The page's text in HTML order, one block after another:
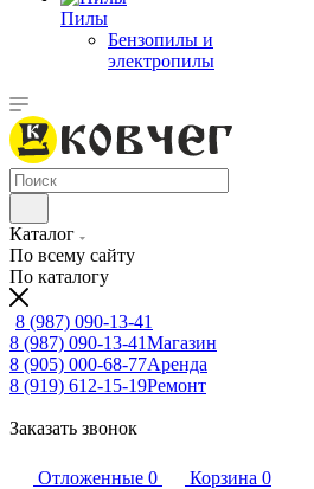
Пилы
Бензопилы и
электропилы
Каталог
По всему сайту
По каталогу
8 (987) 090-13-41
8 (987) 090-13-41Магазин
8 (905) 000-68-77Аренда
8 (919) 612-15-19Ремонт
Заказать звонок
Отложенные 0 Корзина 0